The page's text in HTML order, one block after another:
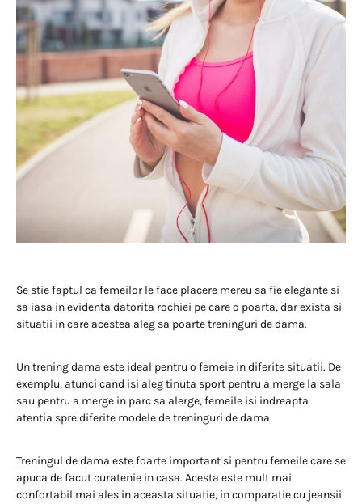
Se stie faptul ca femeilor le face placere mereu sa fie elegante si
sa iasa in evidenta datorita rochiei pe care o poarta, dar exista si
situatii in care acestea aleg sa poarte treninguri de dama.
Un trening dama este ideal pentru o femeie in diferite situatii. De
exemplu, atunci cand isi aleg tinuta sport pentru a merge la sala
sau pentru a merge in parc sa alerge, femeile isi indreapta
atentia spre diferite modele de treninguri de dama.
Treningul de dama este foarte important si pentru femeile care se
apuca de facut curatenie in casa. Acesta este mult mai
confortabil mai ales in aceasta situatie, in comparatie cu jeansii